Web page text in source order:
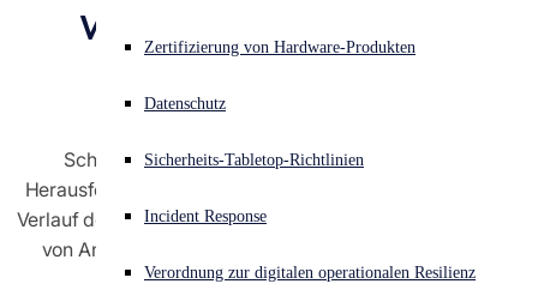
Akuter Cyberangriff? Fordern Sie Sofort-Hilfe an
Deutsch Open language switcher
Zertifizierung von Hardware-Produkten
Datenschutz
Sicherheits-Tabletop-Richtlinien
Incident Response
Verordnung zur digitalen operationalen Resilienz
weiterführende
Schulen
Schulen haben mit wachsenden Cybersecurity-
Herausforderungen zu kämpfen: 44 % verzeichneten im
Verlauf des Jahres 2021 einen Anstieg bei der Komplexität
von Angriffen, 47 % beobachteten einen Anstieg des
Angriffsvolumens.1